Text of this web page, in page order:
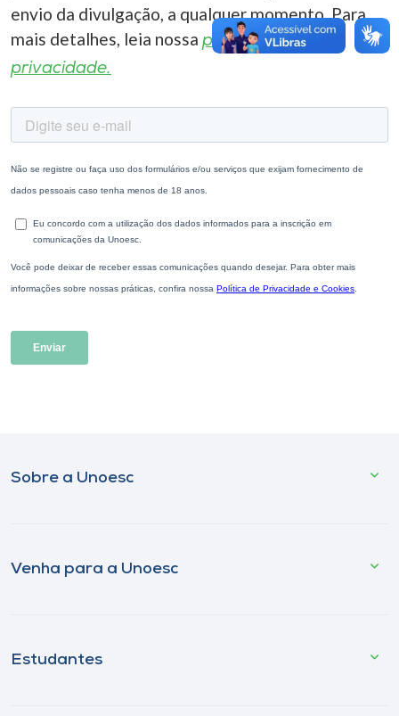
envio da divulgação, a qualquer momento. Para
mais detalhes, leia nossa política de
privacidade.
Sobre a Unoesc
Venha para a Unoesc
Estudantes